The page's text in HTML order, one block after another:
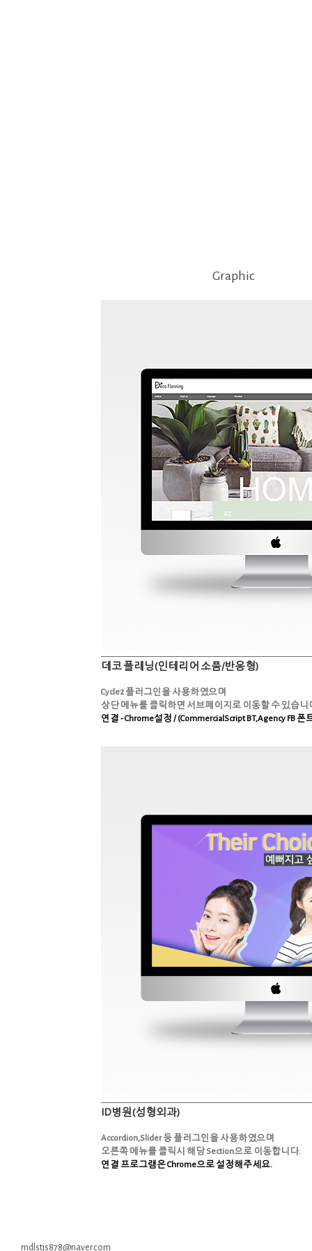
Graphic
데코 플래닝(인테리어 소품/반응형)
Cycle2 플러그인을 사용하였으며
상단 메뉴를 클릭하면 서브페이지로 이동할 수 있습니
연결 - Chrome설정 / (CommercialScript BT,Agency FB
ID병원(성형외과)
Accordion,Slider 등 플러그인을 사용하였으며
오른쪽 메뉴를 클릭시 해당 Section으로 이동합니다.
연결 프로그램은 Chrome으로 설정해주세요.
rndlstjs878@naver.com